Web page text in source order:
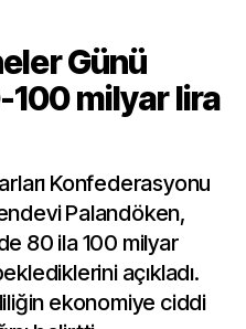
Günü
milyar lira
Konfederasyonu
Palandöken,
80 ila 100 milyar
açıkladı.
ekonomiye ciddi